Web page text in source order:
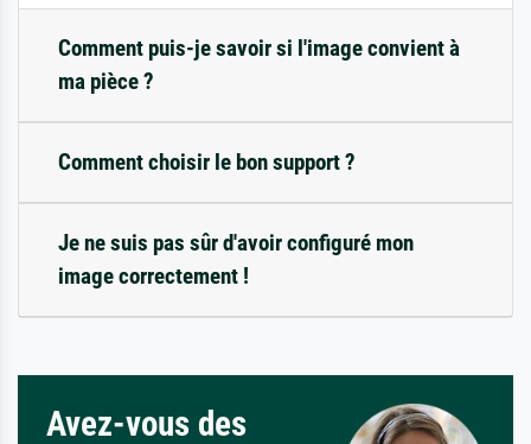
Comment puis-je savoir si l'image convient à
ma pièce ?
Comment choisir le bon support ?
Je ne suis pas sûr d'avoir configuré mon
image correctement !
Avez-vous des